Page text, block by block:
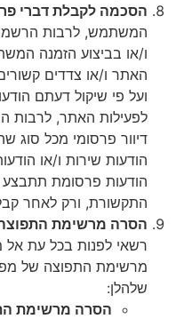
לקבלת דברי פרסומת.
לרבות הרשמה לאתר ו/או
הזמנה המשתמש רשאי
ו/או צדדים קשורים ישלחו
שיקול דעתם הודעות מכל סוג
האתר, לרבות הצעות
פרסומי מכל סוג שהוא ו/או
שירות ו/או הודעות אחרות
ורק לאחר קבלת
מרשימת התפוצה לפי חוק
לפנות בכל עת אל מפעילת
התפוצה של מפעילת
הסרה מרשימת התפוצה